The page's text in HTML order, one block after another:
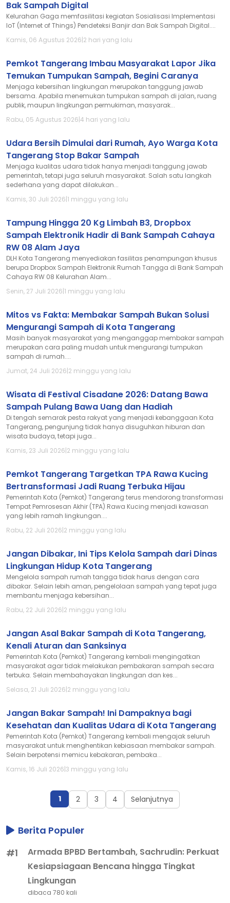
Bak Sampah Digital
Kelurahan Gaga memfasilitasi kegiatan Sosialisasi Implementasi
IoT (Internet of Things) Pendeteksi Banjir dan Bak Sampah Digital....
Kamis, 06 Agustus 2026|2 hari yang lalu
Pemkot Tangerang Imbau Masyarakat Lapor Jika
Temukan Tumpukan Sampah, Begini Caranya
Menjaga kebersihan lingkungan merupakan tanggung jawab
bersama. Apabila menemukan tumpukan sampah di jalan, ruang
publik, maupun lingkungan permukiman, masyarak...
Rabu, 05 Agustus 2026|4 hari yang lalu
Udara Bersih Dimulai dari Rumah, Ayo Warga Kota
Tangerang Stop Bakar Sampah
Menjaga kualitas udara tidak hanya menjadi tanggung jawab
pemerintah, tetapi juga seluruh masyarakat. Salah satu langkah
sederhana yang dapat dilakukan...
Kamis, 30 Juli 2026|1 minggu yang lalu
Tampung Hingga 20 Kg Limbah B3, Dropbox
Sampah Elektronik Hadir di Bank Sampah Cahaya
RW 08 Alam Jaya
DLH Kota Tangerang menyediakan fasilitas penampungan khusus
berupa Dropbox Sampah Elektronik Rumah Tangga di Bank Sampah
Cahaya RW 08 Kelurahan Alam...
Senin, 27 Juli 2026|1 minggu yang lalu
Mitos vs Fakta: Membakar Sampah Bukan Solusi
Mengurangi Sampah di Kota Tangerang
Masih banyak masyarakat yang menganggap membakar sampah
merupakan cara paling mudah untuk mengurangi tumpukan
sampah di rumah....
Jumat, 24 Juli 2026|2 minggu yang lalu
Wisata di Festival Cisadane 2026: Datang Bawa
Sampah Pulang Bawa Uang dan Hadiah
Di tengah semarak pesta rakyat yang menjadi kebanggaan Kota
Tangerang, pengunjung tidak hanya disuguhkan hiburan dan
wisata budaya, tetapi juga...
Kamis, 23 Juli 2026|2 minggu yang lalu
Pemkot Tangerang Targetkan TPA Rawa Kucing
Bertransformasi Jadi Ruang Terbuka Hijau
Pemerintah Kota (Pemkot) Tangerang terus mendorong transformasi
Tempat Pemrosesan Akhir (TPA) Rawa Kucing menjadi kawasan
yang lebih ramah lingkungan....
Rabu, 22 Juli 2026|2 minggu yang lalu
Jangan Dibakar, Ini Tips Kelola Sampah dari Dinas
Lingkungan Hidup Kota Tangerang
Mengelola sampah rumah tangga tidak harus dengan cara
dibakar. Selain lebih aman, pengelolaan sampah yang tepat juga
membantu menjaga kebersihan...
Rabu, 22 Juli 2026|2 minggu yang lalu
Jangan Asal Bakar Sampah di Kota Tangerang,
Kenali Aturan dan Sanksinya
Pemerintah Kota (Pemkot) Tangerang kembali mengingatkan
masyarakat agar tidak melakukan pembakaran sampah secara
terbuka. Selain membahayakan lingkungan dan kes...
Selasa, 21 Juli 2026|2 minggu yang lalu
Jangan Bakar Sampah! Ini Dampaknya bagi
Kesehatan dan Kualitas Udara di Kota Tangerang
Pemerintah Kota (Pemkot) Tangerang kembali mengajak seluruh
masyarakat untuk menghentikan kebiasaan membakar sampah.
Selain berpotensi memicu kebakaran, pembaka...
Kamis, 16 Juli 2026|3 minggu yang lalu
1 2 3 4 Selanjutnya
Berita Populer
#1
Armada BPBD Bertambah, Sachrudin: Perkuat
Kesiapsiagaan Bencana hingga Tingkat
Lingkungan
dibaca 780 kali